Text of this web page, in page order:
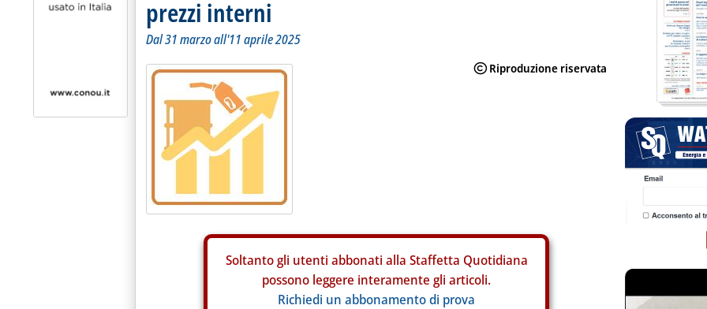
prezzi interni
Dal 31 marzo all'11 aprile 2025
Soltanto gli utenti abbonati alla Staffetta Quotidiana
possono leggere interamente gli articoli.
Richiedi un abbonamento di prova